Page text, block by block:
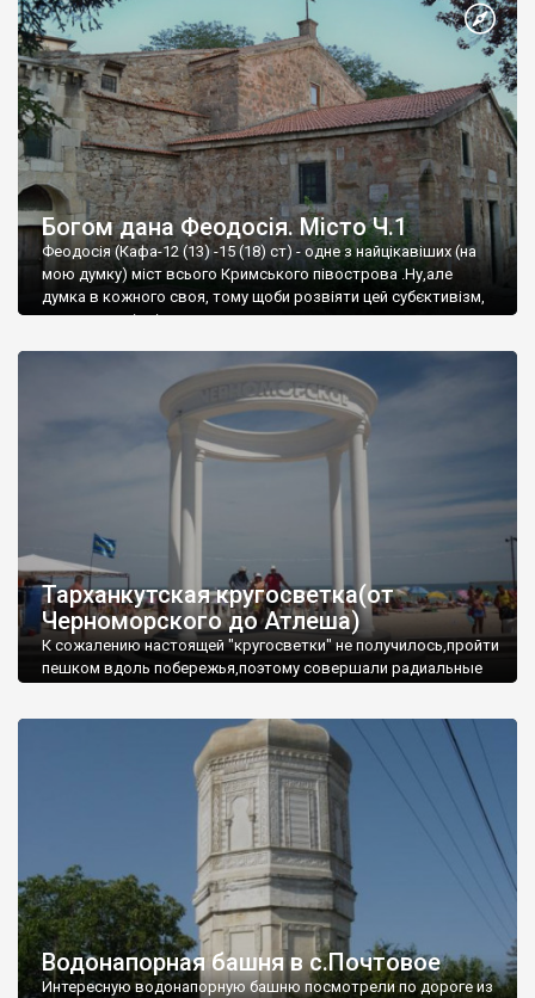
Богом дана Феодосія. Місто Ч.1
Феодосія (Кафа-12 (13) -15 (18) ст) - одне з найцікавіших (на
мою думку) міст всього Кримського півострова .Ну,але
думка в кожного своя, тому щоби розвіяти цей субєктивізм,
запрошую відвідати це
Тарханкутская кругосветка(от
Черноморского до Атлеша)
К сожалению настоящей "кругосветки" не получилось,пройти
пешком вдоль побережья,поэтому совершали радиальные
Водонапорная башня в с.Почтовое
Интересную водонапорную башню посмотрели по дороге из